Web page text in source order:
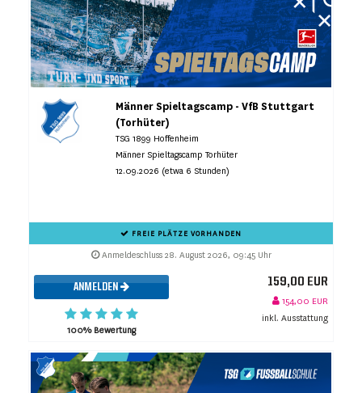
Männer Spieltagscamp - VfB Stuttgart
(Torhüter)
TSG 1899 Hoffenheim
Männer Spieltagscamp Torhüter
12.09.2026 (etwa 6 Stunden)
FREIE PLÄTZE VORHANDEN
Anmeldeschluss 28. August 2026, 09:45 Uhr
ANMELDEN
100% Bewertung
159,00 EUR
154,00 EUR
inkl. Ausstattung